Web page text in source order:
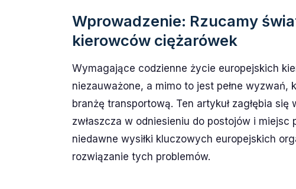
Wprowadzenie: Rzucamy
kierowców ciężarówek
Wymagające codzienne życie europejskich
niezauważone, a mimo to jest pełne wyzwań,
branżę transportową. Ten artykuł zagłębia
zwłaszcza w odniesieniu do postojów i
niedawne wysiłki kluczowych europejskich
rozwiązanie tych problemów.